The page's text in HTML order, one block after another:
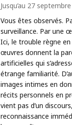
Jusqu’au 27
Vous êtes observés.
surveillance. Par une
Ici, le trouble règne
œuvres donnent la
artificielles qui
étrange familiarité.
images intimes en
récits personnels en
vient pas d’un
reconnaissance